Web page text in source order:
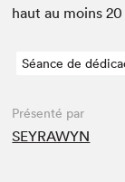
haut au moins20
Séance de
Présenté par
SEYRAWYN